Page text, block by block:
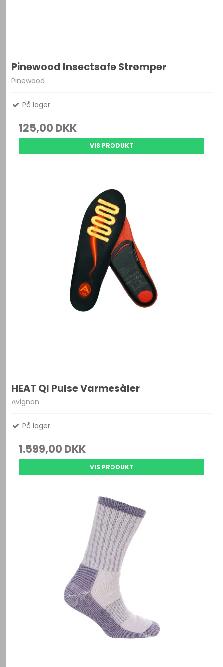
Pinewood Insectsafe Strømper
Pinewood
På lager
125,00 DKK
VIS PRODUKT
HEAT QI Pulse Varmesåler
Avignon
På lager
1.599,00 DKK
VIS PRODUKT